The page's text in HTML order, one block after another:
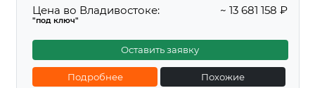
Цена во Владивостоке:
"под ключ"
~ 13 681 158 ₽
Оставить заявку
Подробнее Похожие